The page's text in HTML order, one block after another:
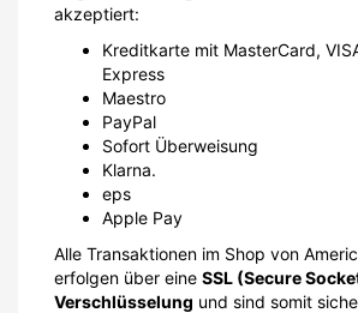
akzeptiert:
Kreditkarte mit MasterCard,
Express
Maestro
PayPal
Sofort Überweisung
Klarna.
eps
Apple Pay
Alle Transaktionen im Shop von
erfolgen über eine SSL (Secure
Verschlüsselung und sind somit